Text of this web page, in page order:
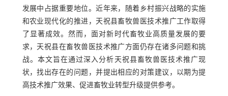
发展中占据重要地位。近年来，随着乡村振兴战略的实施
和农业现代化的推进，天祝县畜牧兽医技术推广工作取得
了显著成效。然而，面对新时代畜牧业高质量发展的要
求，天祝县在畜牧兽医技术推广方面仍存在诸多问题和挑
战。本文旨在通过深入分析天祝县畜牧兽医技术推广现
状，找出存在的问题，并提出相应的对策建议，以期为提
高技术推广效果、促进畜牧业转型升级提供参考。